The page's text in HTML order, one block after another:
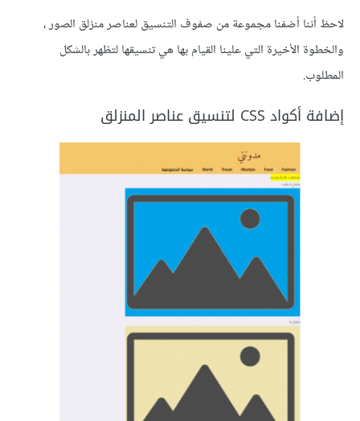
لاحظ أننا أضفنا مجموعة من صفوف التنسيق لعناصر منزلق الصور ،
والخطوة الأخيرة التي علينا القيام بها هي تنسيقها لتظهر بالشكل
المطلوب.
إضافة أكواد CSS لتنسيق عناصر المنزلق